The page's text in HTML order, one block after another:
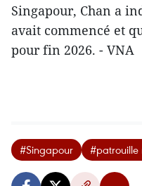
Singapour, Chan a
avait commencé et
pour fin 2026. - VNA
#Singapour #patrouille